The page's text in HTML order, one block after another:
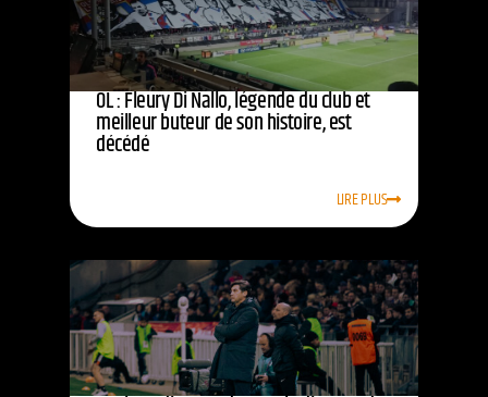
OL : Fleury Di Nallo, légende du club et
meilleur buteur de son histoire, est
décédé
LIRE PLUS